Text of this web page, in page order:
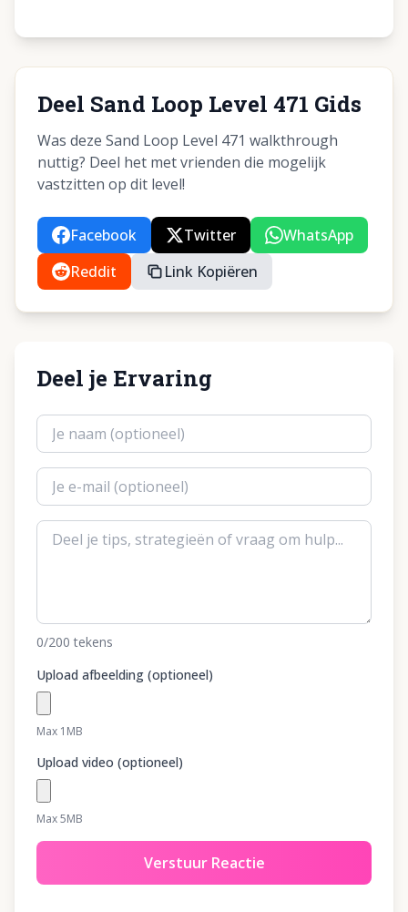
Deel Sand Loop Level 471 Gids
Was deze Sand Loop Level 471 walkthrough
nuttig? Deel het met vrienden die mogelijk
vastzitten op dit level!
Facebook Twitter
WhatsApp
Reddit
Link Kopiëren
Deel je Ervaring
0/200 tekens
Upload afbeelding (optioneel)
Max 1MB
Upload video (optioneel)
Max 5MB
Verstuur Reactie